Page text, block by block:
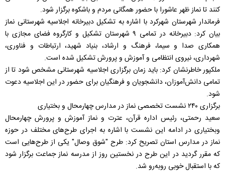
کنند تا نماز ظهر عاشورا با حضور همگانی مردم و باشکوه برگزار شود.
فرماندار شهرستان شهرکرد با اشاره به تشکیل دبیرخانه اجلاسیه شهرستانی نماز
بیان کرد: دبیرخانه در تمامی ۹ شهرستان تشکیل و کارگروه فضای مجازی با
همکاری صدا و سیما، فرهنگ و ارشاد، بنیاد شهید، ارتباطات و فناوری،
شهرداری، نیروی انتظامی و آموزش و پرورش تشکیل شده است.
ملکپور خاطرنشان کرد: باید زمان برگزاری اجلاسیه شهرستانی مشخص شود تا از
تمامی دانش‌آموزان، دانشجویان و فرهنگیان برای حضور در این اجلاسیه دعوت
شود.
برگزاری ۲۴۰ نشست تخصصی نماز در مدارس چهارمحال و بختیاری
سعید رحمتی، رئیس اداره قرآن، عترت و نماز آموزش و پرورش چهارمحال
وبختیاری در ادامه این نشست با اشاره به اجرای طرح‌های مختلف در حوزه
نماز در مدارس استان تصریح کرد: طرح "شوق وصال" یکی از طرح‌هایی است
که مقرر گردید در این طرح در نخستین روز از مدرسه نماز جماعت برگزار شود
که با استقبال خوبی روبه‌رو شد.